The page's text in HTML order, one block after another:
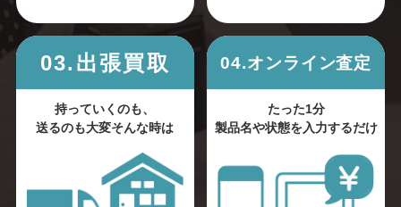
03.出張買取
持っていくのも、
送るのも大変そんな時は
04.オンライン査定
たった1分
製品名や状態を入力するだけ